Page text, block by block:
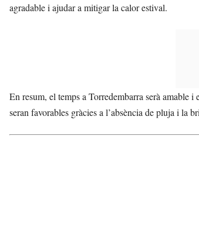
agradable i ajudar a mitigar la calor estival.
En resum, el temps a Torredembarra serà amable
seran favorables gràcies a l’absència de pluja i la